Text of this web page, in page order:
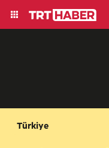
Türkiye